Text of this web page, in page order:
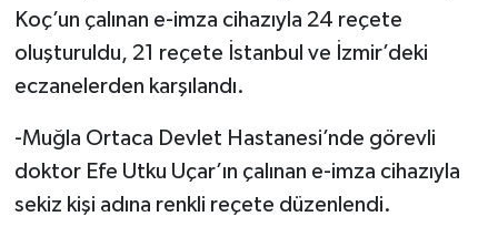
Koç’un çalınan e-imza cihazıyla 24 reçete
oluşturuldu, 21 reçete İstanbul ve İzmir’deki
eczanelerden karşılandı.
-Muğla Ortaca Devlet Hastanesi’nde görevli
doktor Efe Utku Uçar’ın çalınan e-imza cihazıyla
sekiz kişi adına renkli reçete düzenlendi.